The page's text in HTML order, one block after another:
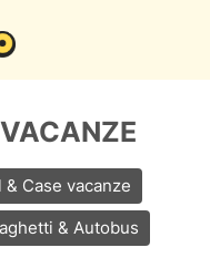
& Case vacanze
& Autobus